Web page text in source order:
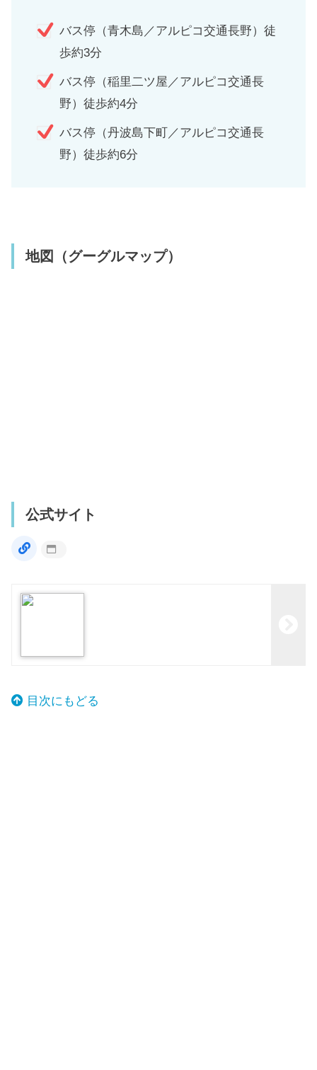
バス停（青木島／アルピコ交通長野）徒
歩約3分
バス停（稲里二ツ屋／アルピコ交通長
野）徒歩約4分
バス停（丹波島下町／アルピコ交通長
野）徒歩約6分
地図（グーグルマップ）
公式サイト
目次にもどる